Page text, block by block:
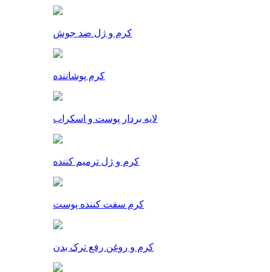
کرم و ژل ضد جوش
کرم پوشاننده
لایه بردار پوست و اسکراب
کرم و ژل ترمیم کننده
کرم سفت کننده پوست
کرم و روغن رفع ترک بدن